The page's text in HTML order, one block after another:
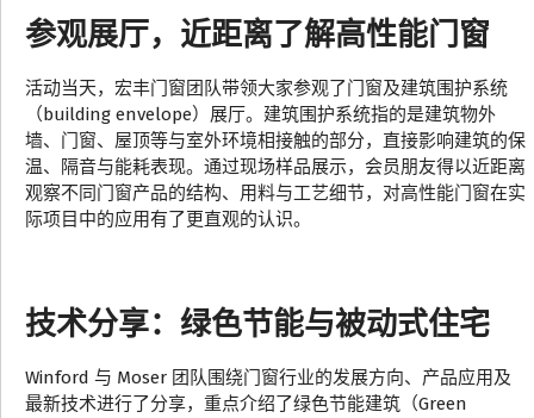
参观展厅，近距离了解高性能门窗
活动当天，宏丰门窗团队带领大家参观了门窗及建筑围护系统
（building envelope）展厅。建筑围护系统指的是建筑物外
墙、门窗、屋顶等与室外环境相接触的部分，直接影响建筑的保
温、隔音与能耗表现。通过现场样品展示，会员朋友得以近距离
观察不同门窗产品的结构、用料与工艺细节，对高性能门窗在实
际项目中的应用有了更直观的认识。
技术分享：绿色节能与被动式住宅
Winford 与 Moser 团队围绕门窗行业的发展方向、产品应用及
最新技术进行了分享，重点介绍了绿色节能建筑（Green